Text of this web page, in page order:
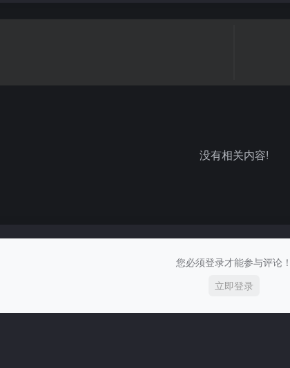
没有相关内容!
您必须登录才能参与评论！
立即登录